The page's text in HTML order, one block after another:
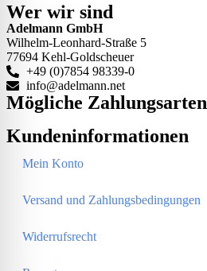
Wer wir sind
Adelmann GmbH
Wilhelm-Leonhard-Straße 5
77694 Kehl-Goldscheuer
+49 (0)7854 98339-0
info@adelmann.net
Mögliche Zahlungsarten
Kundeninformationen
Mein Konto
Versand und Zahlungsbedingungen
Widerrufsrecht